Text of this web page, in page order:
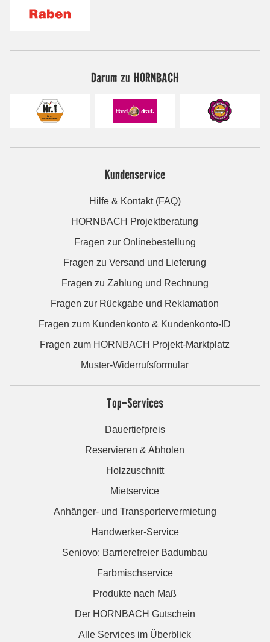
Darum zu HORNBACH
Kundenservice
Hilfe & Kontakt (FAQ)
HORNBACH Projektberatung
Fragen zur Onlinebestellung
Fragen zu Versand und Lieferung
Fragen zu Zahlung und Rechnung
Fragen zur Rückgabe und Reklamation
Fragen zum Kundenkonto & Kundenkonto-ID
Fragen zum HORNBACH Projekt-Marktplatz
Muster-Widerrufsformular
Top-Services
Dauertiefpreis
Reservieren & Abholen
Holzzuschnitt
Mietservice
Anhänger- und Transportervermietung
Handwerker-Service
Seniovo: Barrierefreier Badumbau
Farbmischservice
Produkte nach Maß
Der HORNBACH Gutschein
Alle Services im Überblick